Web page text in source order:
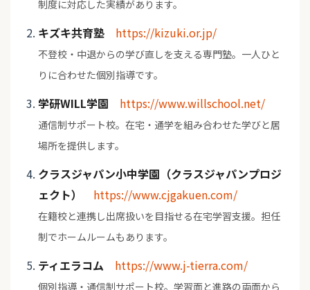
制度に対応した実績があります。
キズキ共育塾 https://kizuki.or.jp/
不登校・中退からの学び直しを支える専門塾。一人ひと
りに合わせた個別指導です。
学研WILL学園 https://www.willschool.net/
通信制サポート校。在宅・通学を組み合わせた学びと居
場所を提供します。
クラスジャパン小中学園（クラスジャパンプロジ
ェクト）
https://www.cjgakuen.com/
在籍校と連携し出席扱いを目指せる在宅学習支援。担任
制でホームルームもあります。
ティエラコム https://www.j-tierra.com/
個別指導・通信制サポート校。学習面と進路の両面から